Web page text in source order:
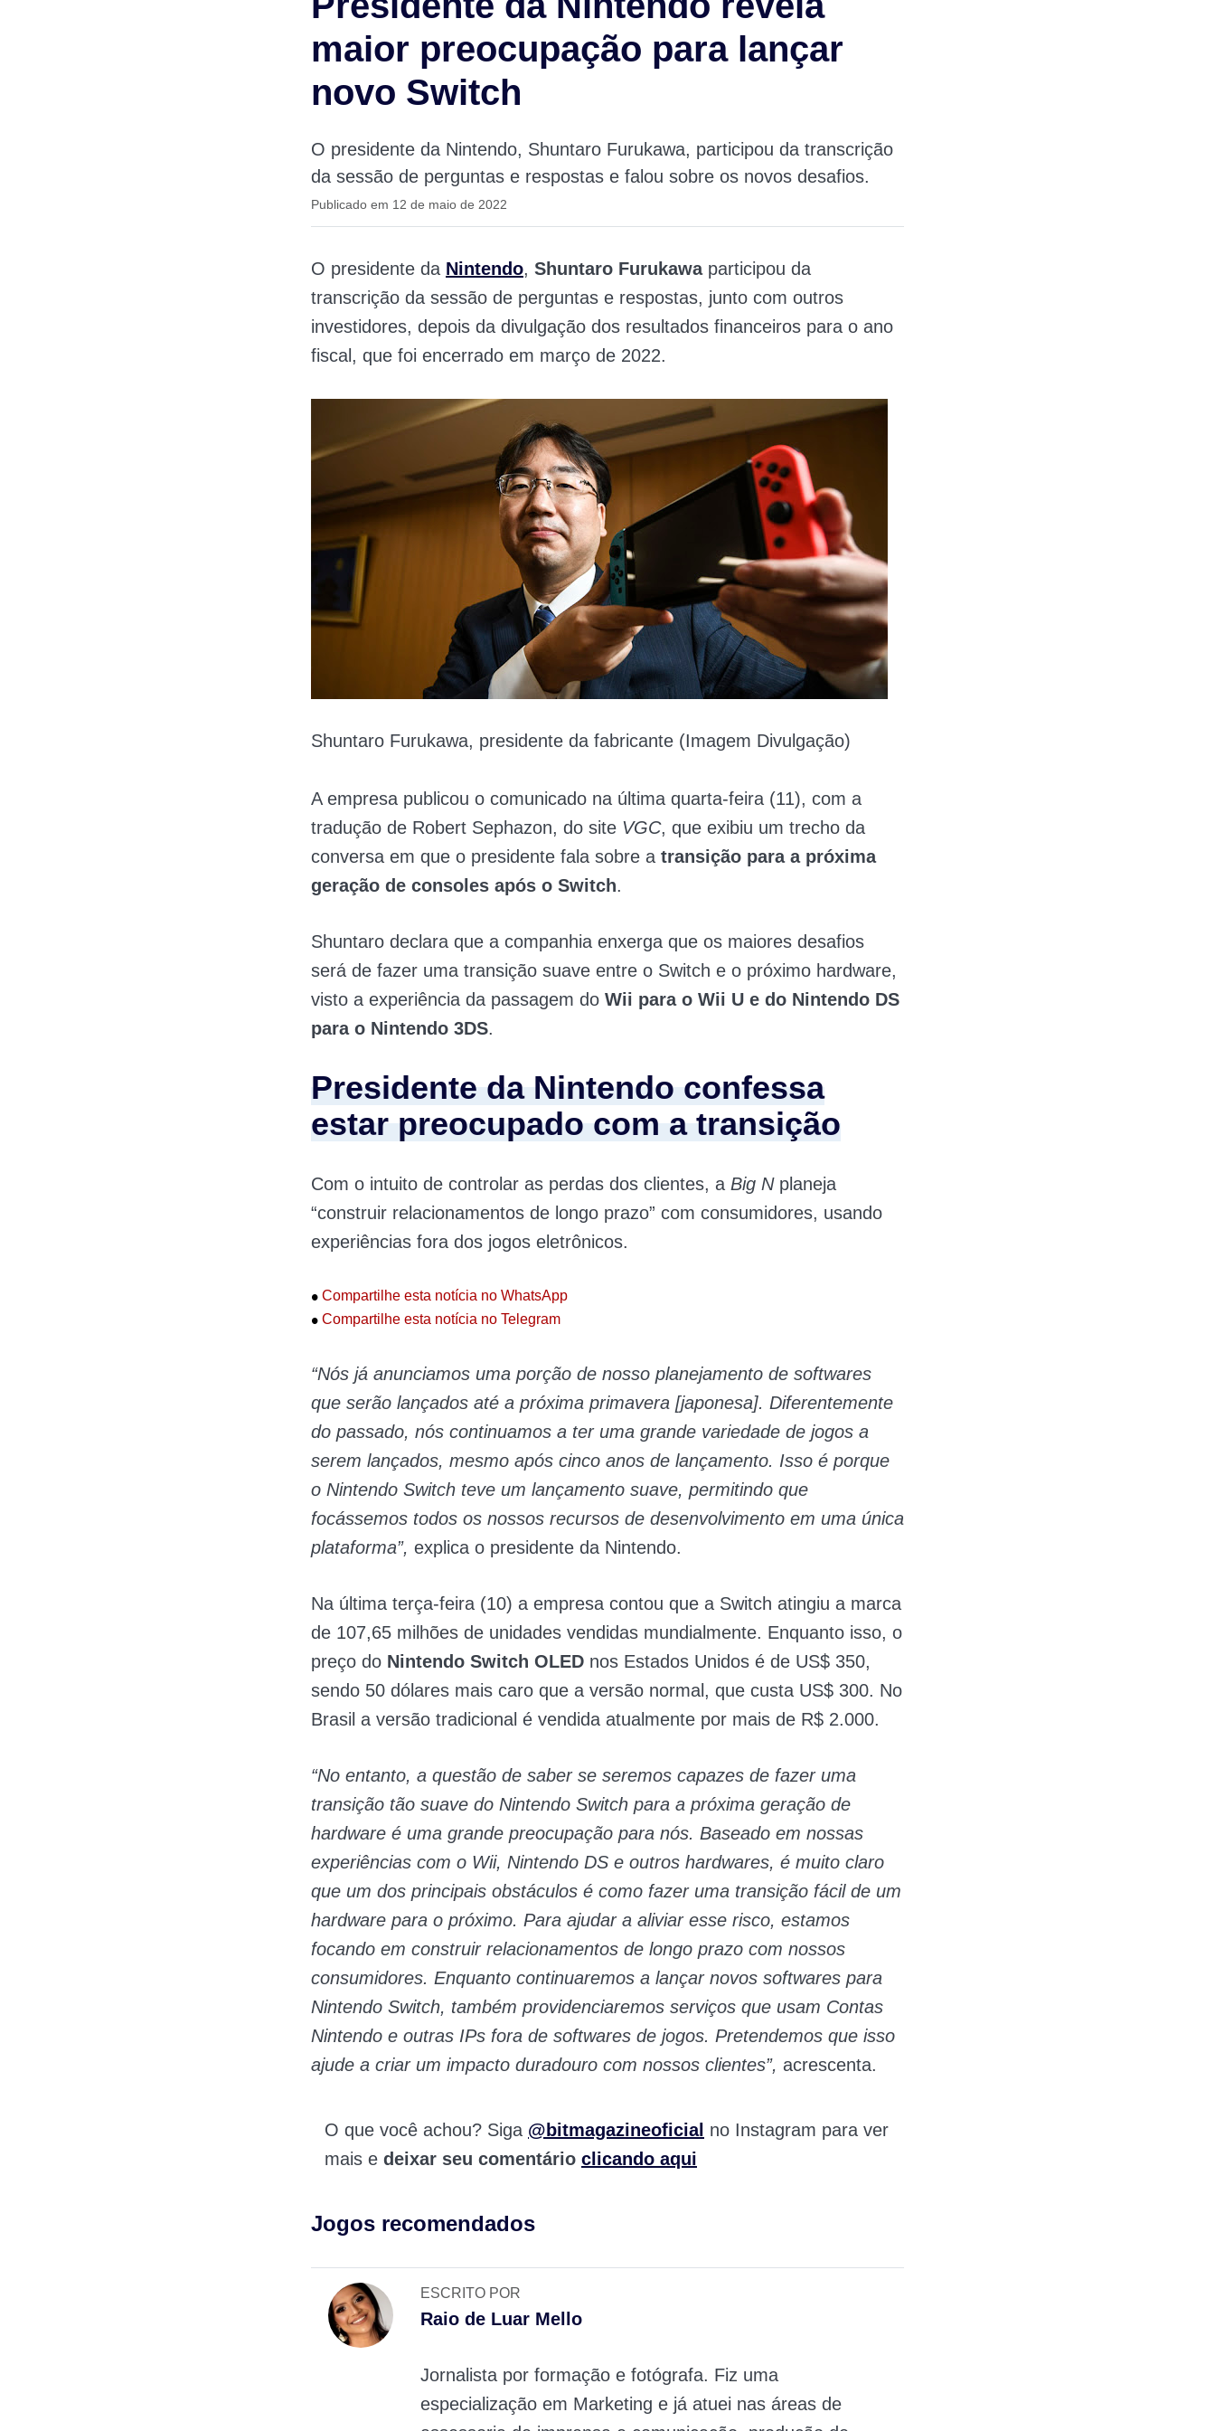
maior preocupação para lançar
novo Switch
O presidente da Nintendo, Shuntaro Furukawa, participou da transcrição
da sessão de perguntas e respostas e falou sobre os novos desafios.
Publicado em 12 de maio de 2022
O presidente da Nintendo, Shuntaro Furukawaparticipou da
transcrição da sessão de perguntas e respostas, junto com outros
investidores, depois da divulgação dos resultados financeiros para o ano
fiscal, que foi encerrado em março de 2022.
Shuntaro Furukawa, presidente da fabricante (Imagem Divulgação)
A empresa publicou o comunicado na última quarta-feira (11), com a
tradução de Robert Sephazon, do site VGC, que exibiu um trecho da
conversa em que o presidente fala sobre a transição para a próxima
geração de consoles após o Switch.
Shuntaro declara que a companhia enxerga que os maiores desafios
será de fazer uma transição suave entre o Switch e o próximo hardware,
visto a experiência da passagem do Wii para o Wii U e do Nintendo DS
para o Nintendo 3DS.
Presidente da Nintendo confessa
estar preocupado com a transição
Com o intuito de controlar as perdas dos clientes, a Big Nplaneja
“construir relacionamentos de longo prazo” com consumidores, usando
experiências fora dos jogos eletrônicos.
• Compartilhe esta notícia no WhatsApp
• Compartilhe esta notícia no Telegram
“Nós já anunciamos uma porção de nosso planejamento de softwares
que serão lançados até a próxima primavera [japonesa]. Diferentemente
do passado, nós continuamos a ter uma grande variedade de jogos a
serem lançados, mesmo após cinco anos de lançamento. Isso é porque
o Nintendo Switch teve um lançamento suave, permitindo que
focássemos todos os nossos recursos de desenvolvimento em uma única
plataforma”, explica o presidente da Nintendo.
Na última terça-feira (10) a empresa contou que a Switch atingiu a marca
de 107,65 milhões de unidades vendidas mundialmente. Enquanto isso, o
preço do Nintendo Switch OLED nos Estados Unidos é de US$ 350,
sendo 50 dólares mais caro que a versão normal, que custa US$ 300. No
Brasil a versão tradicional é vendida atualmente por mais de R$ 2.000.
“No entanto, a questão de saber se seremos capazes de fazer uma
transição tão suave do Nintendo Switch para a próxima geração de
hardware é uma grande preocupação para nós. Baseado em nossas
experiências com o Wii, Nintendo DS e outros hardwares, é muito claro
que um dos principais obstáculos é como fazer uma transição fácil de um
hardware para o próximo. Para ajudar a aliviar esse risco, estamos
focando em construir relacionamentos de longo prazo com nossos
consumidores. Enquanto continuaremos a lançar novos softwares para
Nintendo Switch, também providenciaremos serviços que usam Contas
Nintendo e outras IPs fora de softwares de jogos. Pretendemos que isso
ajude a criar um impacto duradouro com nossos clientes”, acrescenta.
O que você achou? Siga @bitmagazineoficial no Instagram para ver
mais e deixar seu comentário clicando aqui
Jogos recomendados
ESCRITO POR
Raio de Luar Mello
Jornalista por formação e fotógrafa. Fiz uma
especialização em Marketing e já atuei nas áreas de